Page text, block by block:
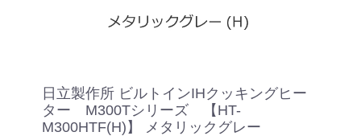
日立製作所 ビルトインIHクッキングヒー
ター M300Tシリーズ 【HT-
M300HTF(H)】 メタリックグレー